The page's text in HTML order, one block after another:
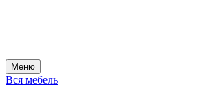
Меню
Вся мебель